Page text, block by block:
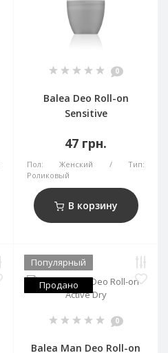
0
Balea Deo Roll-on
Sensitive
47 грн.
Пол: Женский
Тип:
Роликовый
В корзину
Популярный
Продано
0
Balea Man Deo Roll-on